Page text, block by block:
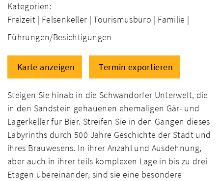
Kategorien:
Freizeit | Felsenkeller | Tourismusbüro | Familie |
Führungen/Besichtigungen
Karte anzeigen Termin exportieren
Steigen Sie hinab in die Schwandorfer Unterwelt, die
in den Sandstein gehauenen ehemaligen Gär- und
Lagerkeller für Bier. Streifen Sie in den Gängen dieses
Labyrinths durch 500 Jahre Geschichte der Stadt und
ihres Brauwesens. In ihrer Anzahl und Ausdehnung,
aber auch in ihrer teils komplexen Lage in bis zu drei
Etagen übereinander, sind sie eine besondere